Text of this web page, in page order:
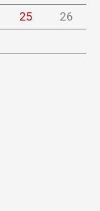
25
26